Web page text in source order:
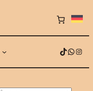
TikTok WhatsApp Instagram